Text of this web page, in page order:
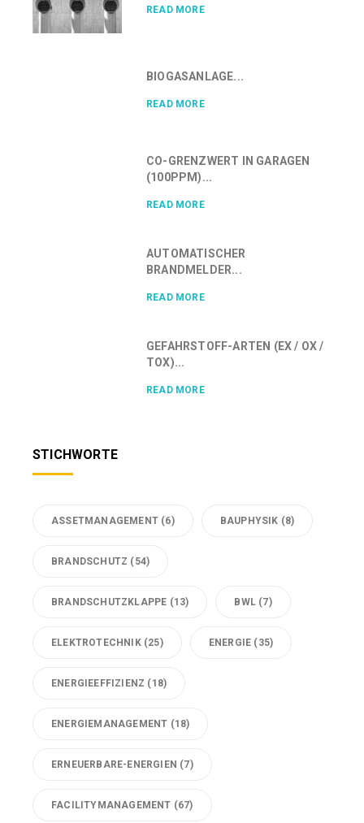
READ MORE
BIOGASANLAGE...
READ MORE
CO-GRENZWERT IN GARAGEN
(100PPM)...
READ MORE
AUTOMATISCHER
BRANDMELDER...
READ MORE
GEFAHRSTOFF-ARTEN (EX / OX /
TOX)...
READ MORE
STICHWORTE
ASSETMANAGEMENT (6) BAUPHYSIK (8)
BRANDSCHUTZ (54)
BRANDSCHUTZKLAPPE (13) BWL (7)
ELEKTROTECHNIK(25) ENERGIE (35)
ENERGIEEFFIZIENZ (18)
ENERGIEMANAGEMENT (18)
ERNEUERBARE-ENERGIEN (7)
FACILITYMANAGEMENT (67)